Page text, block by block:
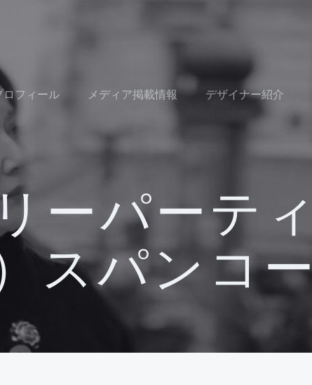
ロフィール メディア掲載情報 デザイナー紹介
ーパーテ
スパンコ